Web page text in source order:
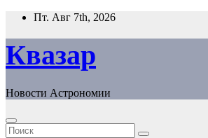
Перейти
содержанию
Пт. Авг 7th, 2026
Квазар
Новости Астрономии